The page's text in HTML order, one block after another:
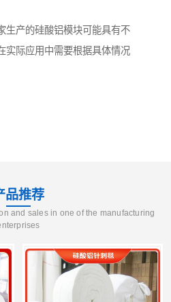
生产的硅酸铝模块可能具有不
实际应用中需要根据具体情况
品推荐
and sales in one of the manufacturing